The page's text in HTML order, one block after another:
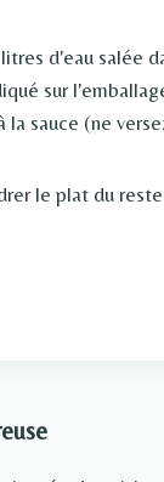
d'eau salée
sur
sauce (ne
le plat du